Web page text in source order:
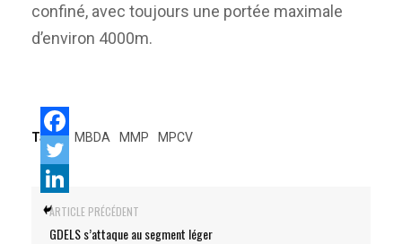
confiné, avec toujours une portée maximale
d’environ 4000m.
Tags: MBDA MMP MPCV
ARTICLE PRÉCÉDENT
GDELS s’attaque au segment léger